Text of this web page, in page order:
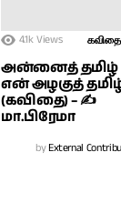
4.1k Views
அன்னைத் தமிழ்
என் அழகுத்
(கவிதை) – ✍
மா.பிரேமா
byExternal